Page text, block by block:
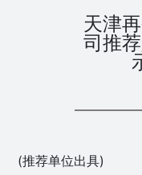
天津
司推
(推荐单位出具)